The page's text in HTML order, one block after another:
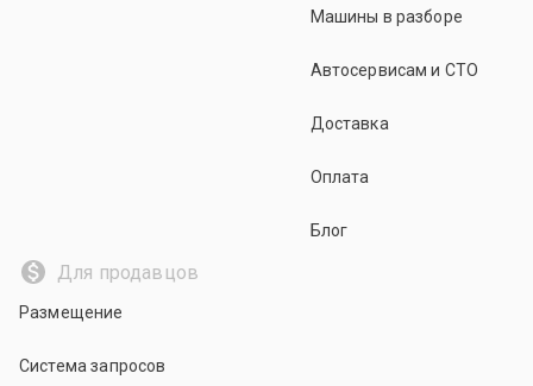
Машины в разборе
Автосервисам и СТО
Доставка
Оплата
Блог
Для продавцов
Размещение
Система запросов